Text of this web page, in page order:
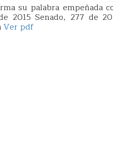
su palabra empeñada
2015 Senado, 277 de
Ver pdf